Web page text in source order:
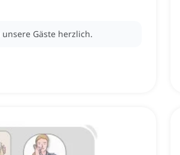
unsere Gäste herzlich.